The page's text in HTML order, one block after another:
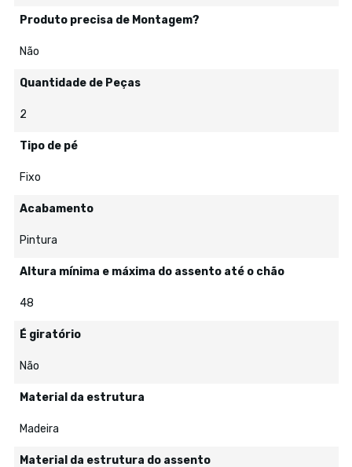
Produto precisa de Montagem?
Não
Quantidade de Peças
2
Tipo de pé
Fixo
Acabamento
Pintura
Altura mínima e máxima do assento até o chão
48
É giratório
Não
Material da estrutura
Madeira
Material da estrutura do assento